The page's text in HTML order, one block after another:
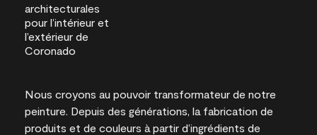
Nous croyons au pouvoir transformateur de notre
peinture. Depuis des générations, la fabrication de
produits et de couleurs à partir d’ingrédients de